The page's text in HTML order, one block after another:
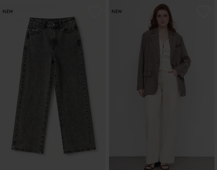
NEW NEW